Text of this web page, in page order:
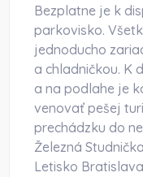
Bezplatne je k
parkovisko.
jednoducho
a chladničkou. K
a na podlahe je
venovať pešej
prechádzku do
Železná
Letisko